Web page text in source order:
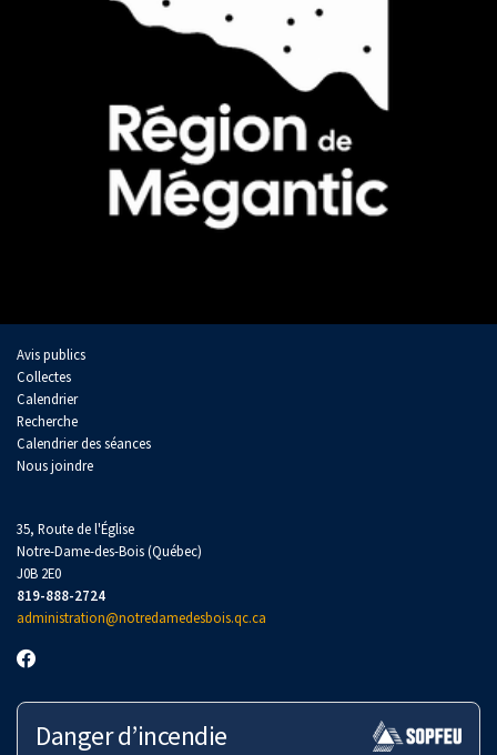
Avis publics
Collectes
Calendrier
Recherche
Calendrier des séances
Nous joindre
35, Route de l'Église
Notre-Dame-des-Bois (Québec)
J0B 2E0
819-888-2724
administration@notredamedesbois.qc.ca
Danger d’incendie